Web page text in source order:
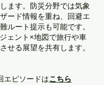
ます。防災分野では気象
ード情報を重ね、回避エ
ルート提示も可能です。
ェント×地図で旅行や車
せる展望を共有します。
エピソードはこちら